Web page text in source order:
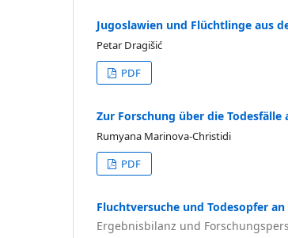
Jugoslawien und Flüchtlinge aus
Petar Dragišić
PDF
Zur Forschung über die
Rumyana Marinova-Christidi
PDF
Fluchtversuche und Todesopfer
Ergebnisbilanz und